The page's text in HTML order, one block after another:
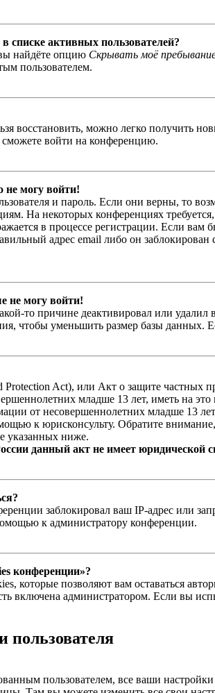
списке активных пользователей?
найдёте опцию Скрывать моё
пользователем.
восстановить, можно легко получить
войти на конференцию.
не могу войти!
и пароль. Если они верны, то
На некоторых конференциях
в процессе регистрации. Если
адрес email либо он
не могу войти!
то причине деактивировал или
чтобы уменьшить размер базы данных.
Act), или Акт о защите частных
младше 13 лет, иметь на
от несовершеннолетних младше 13
к юрисконсульту. Обратите
указанных ниже.
данный акт не имеет юридической
заблокировал ваш IP-адрес или
к администратору конференции.
конференции»?
которые позволяют вам оставаться
включена администратором. Если вы
пользователя
пользователем, все ваши